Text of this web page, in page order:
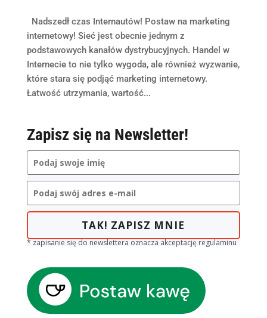
Nadszedł czas Internautów! Postaw na marketing
internetowy! Sieć jest obecnie jednym z
podstawowych kanałów dystrybucyjnych. Handel w
Internecie to nie tylko wygoda, ale również wyzwanie,
które stara się podjąć marketing internetowy.
Łatwość utrzymania, wartość...
Zapisz się na Newsletter!
TAK! ZAPISZ MNIE
* zapisanie się do newslettera oznacza akceptację regulaminu